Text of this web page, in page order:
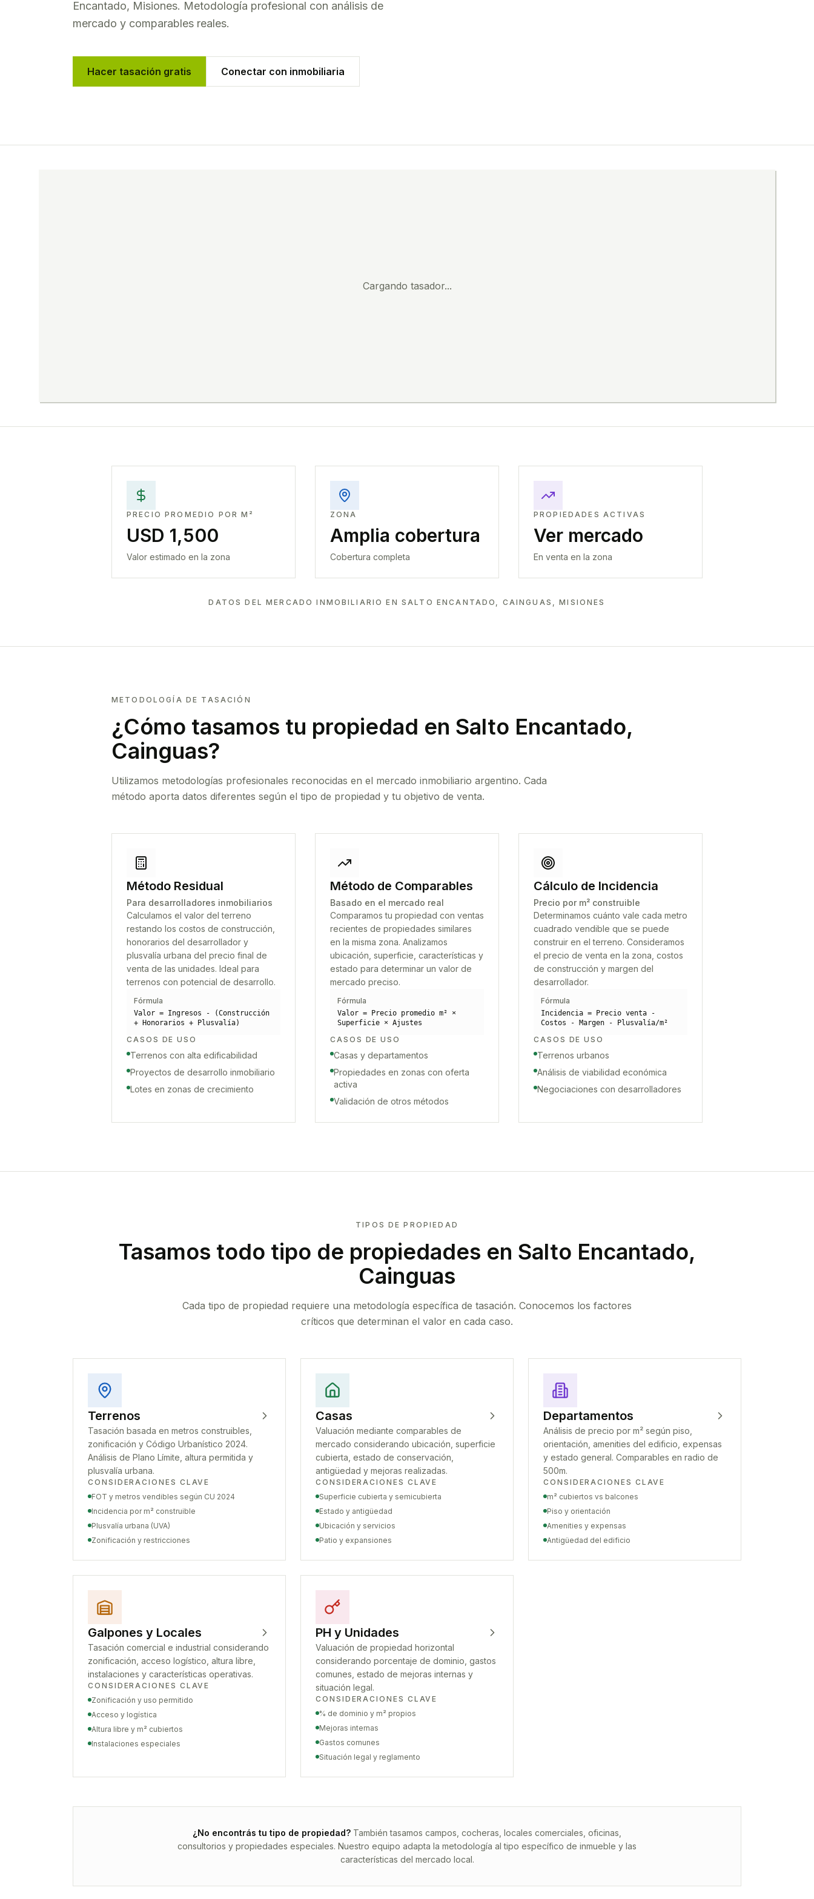
Encantado, Misiones. Metodología profesional con análisis de
mercado y comparables reales.
Hacer tasación gratis Conectar con inmobiliaria
Cargando tasador...
PRECIO PROMEDIO POR M²
USD 1,500
Valor estimado en la zona
ZONA
Amplia cobertura
Cobertura completa
PROPIEDADES ACTIVAS
Ver mercado
En venta en la zona
DATOS DEL MERCADO INMOBILIARIO EN SALTO ENCANTADO, CAINGUAS, MISIONES
METODOLOGÍA DE TASACIÓN
¿Cómo tasamos tu propiedad en Salto Encantado,
Cainguas?
Utilizamos metodologías profesionales reconocidas en el mercado inmobiliario argentino. Cada
método aporta datos diferentes según el tipo de propiedad y tu objetivo de venta.
Método Residual
Para desarrolladores inmobiliarios
Calculamos el valor del terreno
restando los costos de construcción,
honorarios del desarrollador y
plusvalía urbana del precio final de
venta de las unidades. Ideal para
terrenos con potencial de desarrollo.
Fórmula
Valor = Ingresos - (Construcción
+ Honorarios + Plusvalía)
CASOS DE USO
Terrenos con alta edificabilidad
Proyectos de desarrollo inmobiliario
Lotes en zonas de crecimiento
Método de Comparables
Basado en el mercado real
Comparamos tu propiedad con ventas
recientes de propiedades similares
en la misma zona. Analizamos
ubicación, superficie, características y
estado para determinar un valor de
mercado preciso.
Fórmula
Valor = Precio promedio m² ×
Superficie × Ajustes
CASOS DE USO
Casas y departamentos
Propiedades en zonas con oferta
activa
Validación de otros métodos
Cálculo de Incidencia
Precio por m² construible
Determinamos cuánto vale cada metro
cuadrado vendible que se puede
construir en el terreno. Consideramos
el precio de venta en la zona, costos
de construcción y margen del
desarrollador.
Fórmula
Incidencia = Precio venta -
Costos - Margen - Plusvalía/m²
CASOS DE USO
Terrenos urbanos
Análisis de viabilidad económica
Negociaciones con desarrolladores
TIPOS DE PROPIEDAD
Tasamos todo tipo de propiedades en Salto Encantado,
Cainguas
Cada tipo de propiedad requiere una metodología específica de tasación. Conocemos los factores
críticos que determinan el valor en cada caso.
Terrenos
Tasación basada en metros construibles,
zonificación y Código Urbanístico 2024.
Análisis de Plano Límite, altura permitida y
plusvalía urbana.
CONSIDERACIONES CLAVE
FOT y metros vendibles según CU 2024
Incidencia por m² construible
Plusvalía urbana (UVA)
Zonificación y restricciones
Casas
Valuación mediante comparables de
mercado considerando ubicación, superficie
cubierta, estado de conservación,
antigüedad y mejoras realizadas.
CONSIDERACIONES CLAVE
Superficie cubierta y semicubierta
Estado y antigüedad
Ubicación y servicios
Patio y expansiones
Departamentos
Análisis de precio por m² según piso,
orientación, amenities del edificio, expensas
y estado general. Comparables en radio de
500m.
CONSIDERACIONES CLAVE
m² cubiertos vs balcones
Piso y orientación
Amenities y expensas
Antigüedad del edificio
Galpones y Locales
Tasación comercial e industrial considerando
zonificación, acceso logístico, altura libre,
instalaciones y características operativas.
CONSIDERACIONES CLAVE
Zonificación y uso permitido
Acceso y logística
Altura libre y m² cubiertos
Instalaciones especiales
PH y Unidades
Valuación de propiedad horizontal
considerando porcentaje de dominio, gastos
comunes, estado de mejoras internas y
situación legal.
CONSIDERACIONES CLAVE
% de dominio y m² propios
Mejoras internas
Gastos comunes
Situación legal y reglamento
¿No encontrás tu tipo de propiedad? También tasamos campos, cocheras, locales comerciales, oficinas,
consultorios y propiedades especiales. Nuestro equipo adapta la metodología al tipo específico de inmueble y las
características del mercado local.